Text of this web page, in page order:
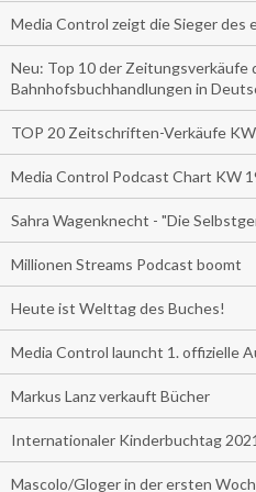
Media Control zeigt die Sieger des
Neu: Top 10 der Zeitungsverkäufe
Bahnhofsbuchhandlungen in
TOP 20 Zeitschriften-Verkäufe KW
Media Control Podcast Chart KW
Sahra Wagenknecht - "Die
Millionen Streams Podcast boomt
Heute ist Welttag des Buches!
Media Control launcht 1. offizielle
Markus Lanz verkauft Bücher
Internationaler Kinderbuchtag
Mascolo/Gloger in der ersten